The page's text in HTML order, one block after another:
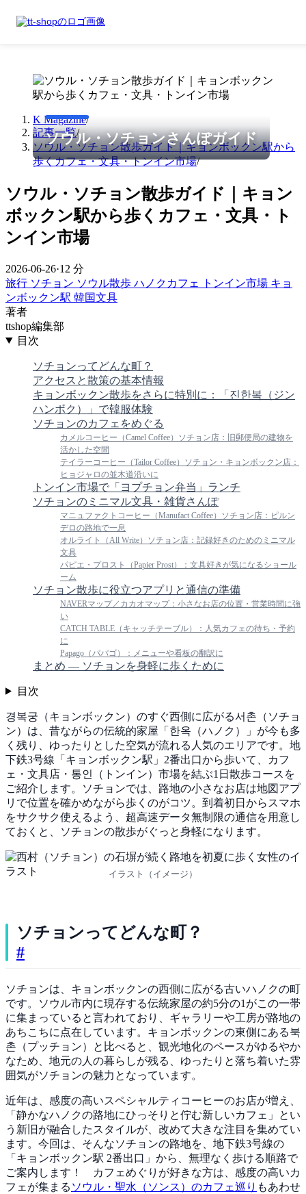
ソウル・ソチョンさんぽガイド
K Magazine/
記事一覧/
ソウル・ソチョン散歩ガイド｜キョンボックン駅から
歩くカフェ・文具・トンイン市場/
ソウル・ソチョン散歩ガイド｜キョン
ボックン駅から歩くカフェ・文具・ト
ンイン市場
2026-06-26·12 分
旅行 ソチョン ソウル散歩 ハノクカフェ トンイン市場 キョ
ンボックン駅 韓国文具
著者
ttshop編集部
目次
ソチョンってどんな町？
アクセスと散策の基本情報
キョンボックン散歩をさらに特別に：「진한복（ジン
ハンボク）」で韓服体験
ソチョンのカフェをめぐる
カメルコーヒー（Camel Coffee）ソチョン店：旧郵便局の建物を
活かした空間
テイラーコーヒー（Tailor Coffee）ソチョン・キョンボックン店：
ヒョジャロの並木道沿いに
トンイン市場で「ヨプチョン弁当」ランチ
ソチョンのミニマル文具・雑貨さんぽ
マニュファクトコーヒー（Manufact Coffee）ソチョン店：ピルン
デロの路地で一息
オルライト（All Write）ソチョン店：記録好きのためのミニマル
文具
パピエ・プロスト（Papier Prost）：文具好きが気になるショール
ーム
ソチョン散歩に役立つアプリと通信の準備
NAVERマップ／カカオマップ：小さなお店の位置・営業時間に強
い
CATCH TABLE（キャッチテーブル）：人気カフェの待ち・予約
に
Papago（パパゴ）：メニューや看板の翻訳に
まとめ — ソチョンを身軽に歩くために
目次
경복궁（キョンボックン）のすぐ西側に広がる서촌（ソチョ
ン）は、昔ながらの伝統的家屋「한옥（ハノク）」が今も多
く残り、ゆったりとした空気が流れる人気のエリアです。地
下鉄3号線「キョンボックン駅」2番出口から歩いて、カフ
ェ・文具店・통인（トンイン）市場を結ぶ1日散歩コースを
ご紹介します。ソチョンでは、路地の小さなお店は地図アプ
リで位置を確かめながら歩くのがコツ。到着初日からスマホ
をサクサク使えるよう、超高速データ無制限の通信を用意し
ておくと、ソチョンの散歩がぐっと身軽になります。
イラスト（イメージ）
ソチョンってどんな町？
#
ソチョンは、キョンボックンの西側に広がる古いハノクの町
です。ソウル市内に現存する伝統家屋の約5分の1がこの一帯
に集まっていると言われており、ギャラリーや工房が路地の
あちこちに点在しています。キョンボックンの東側にある북
촌（プッチョン）と比べると、観光地化のペースがゆるやか
なため、地元の人の暮らしが残る、ゆったりと落ち着いた雰
囲気がソチョンの魅力となっています。
近年は、感度の高いスペシャルティコーヒーのお店が増え、
「静かなハノクの路地にひっそりと佇む新しいカフェ」とい
う新旧が融合したスタイルが、改めて大きな注目を集めてい
ます。今回は、そんなソチョンの路地を、地下鉄3号線の
「キョンボックン駅 2番出口」から、無理なく歩ける順路で
ご案内します！ カフェめぐりが好きな方は、感度の高いカ
フェが集まる ソウル・聖水（ソンス）のカフェ巡り もあわせ